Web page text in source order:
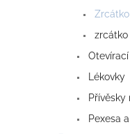
zrcátko
Lékovky
Přívěsky
Pexesa